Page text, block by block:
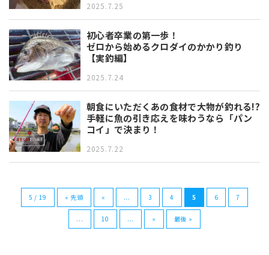
2025.7.25
初心者卒業の第一歩！
ゼロから始めるクロダイのかかり釣り
【実釣編】
2025.7.24
朝食にいただくあの食材で大物が釣れる!?
手軽に魚の引き応えを味わうなら「パン
コイ」で決まり！
2025.7.22
5 / 19 « 先頭 « ... 3 4 5 6 7
... 10 ... » 最後 »